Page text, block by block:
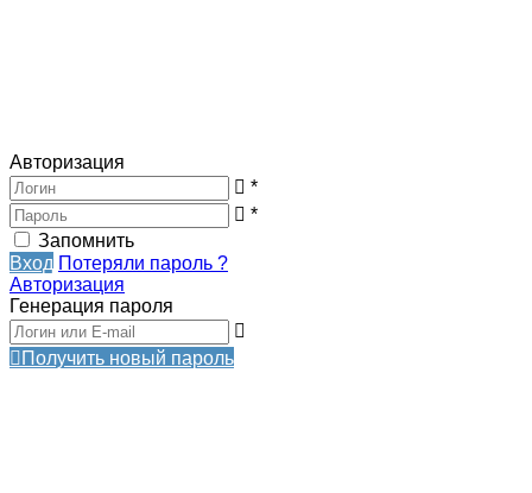
Авторизация
*
*
Запомнить
Вход Потеряли пароль ?
Авторизация
Генерация пароля
Получить новый пароль